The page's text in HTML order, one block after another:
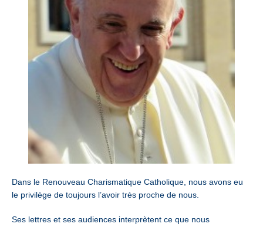
Dans le Renouveau Charismatique Catholique, nous avons eu
le privilège de toujours l’avoir très proche de nous.
Ses lettres et ses audiences interprètent ce que nous